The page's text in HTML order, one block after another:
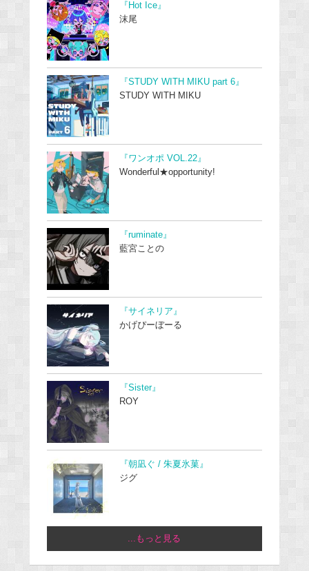
『Hot Ice』
沫尾
『STUDY WITH MIKU part 6』
STUDY WITH MIKU
『ワンオポ VOL.22』
Wonderful★opportunity!
『ruminate』
藍宮ことの
『サイネリア』
かげぴーぼーる
『Sister』
ROY
『朝凪ぐ / 朱夏氷菓』
ジグ
...もっと見る